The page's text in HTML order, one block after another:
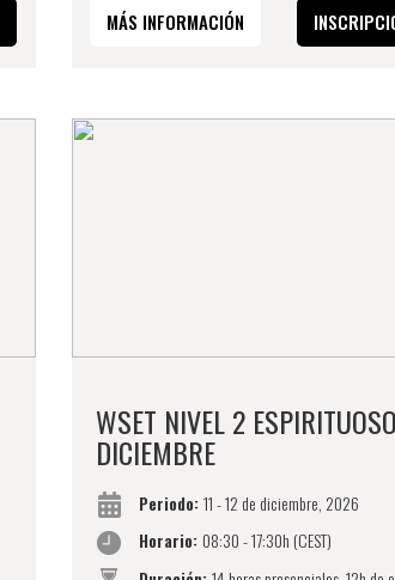
MÁS INFORMACIÓN
WSET NIVEL 2
DICIEMBRE
Periodo: 11 - 12 de diciembre, 2026
Horario: 08:30 - 17:30h (CEST)